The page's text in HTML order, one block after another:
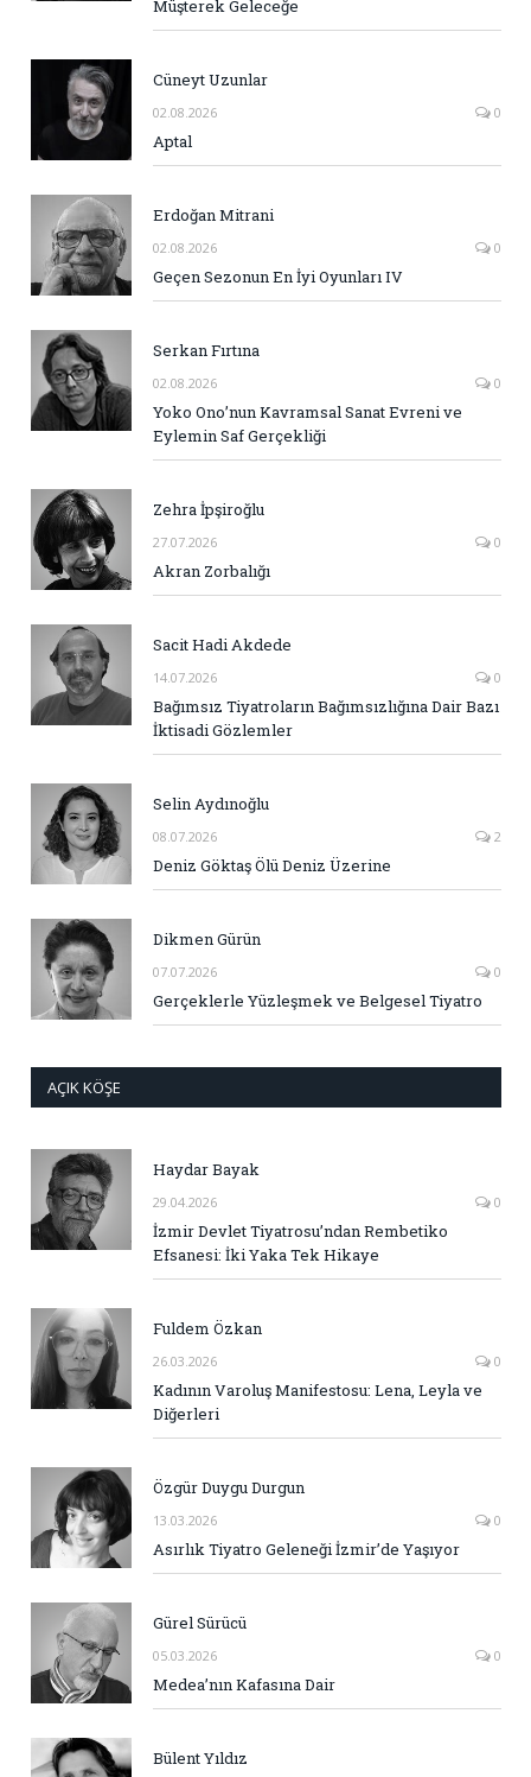
Müşterek Geleceğe
Cüneyt Uzunlar
02.08.2026 0
Aptal
Erdoğan Mitrani
02.08.2026 0
Geçen Sezonun En İyi Oyunları IV
Serkan Fırtına
02.08.2026 0
Yoko Ono’nun Kavramsal Sanat Evreni ve
Eylemin Saf Gerçekliği
Zehra İpşiroğlu
27.07.2026 0
Akran Zorbalığı
Sacit Hadi Akdede
14.07.2026 0
Bağımsız Tiyatroların Bağımsızlığına Dair Bazı
İktisadi Gözlemler
Selin Aydınoğlu
08.07.2026 2
Deniz Göktaş Ölü Deniz Üzerine
Dikmen Gürün
07.07.2026 0
Gerçeklerle Yüzleşmek ve Belgesel Tiyatro
AÇIK KÖŞE
Haydar Bayak
29.04.2026 0
İzmir Devlet Tiyatrosu’ndan Rembetiko
Efsanesi: İki Yaka Tek Hikaye
Fuldem Özkan
26.03.2026 0
Kadının Varoluş Manifestosu: Lena, Leyla ve
Diğerleri
Özgür Duygu Durgun
13.03.2026 0
Asırlık Tiyatro Geleneği İzmir’de Yaşıyor
Gürel Sürücü
05.03.2026 0
Medea’nın Kafasına Dair
Bülent Yıldız